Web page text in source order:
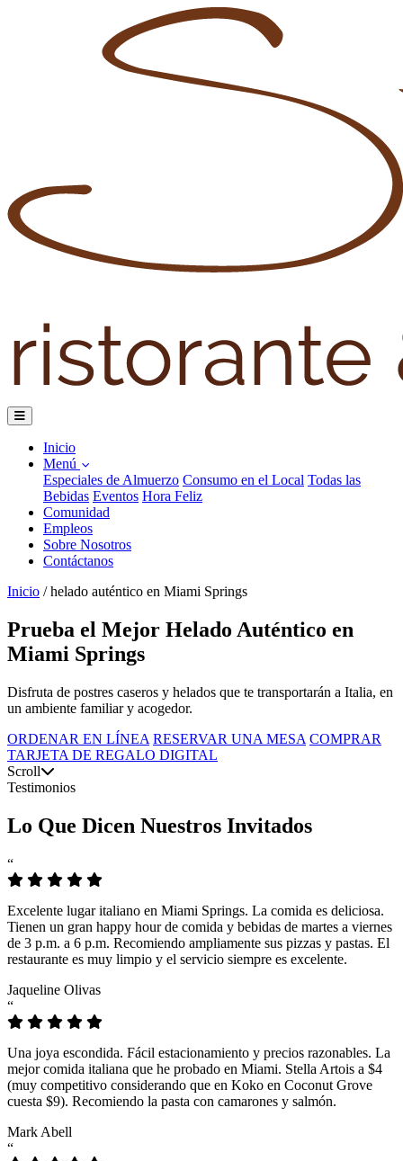
Inicio
Menú
Especiales de Almuerzo Consumo en el Local Todas las
Bebidas Eventos Hora Feliz
Comunidad
Empleos
Sobre Nosotros
Contáctanos
Inicio / helado auténtico en Miami Springs
Prueba el Mejor Helado Auténtico en
Miami Springs
Disfruta de postres caseros y helados que te transportarán a Italia, en
un ambiente familiar y acogedor.
ORDENAR EN LÍNEA RESERVAR UNA MESA COMPRAR
TARJETA DE REGALO DIGITAL
Scroll
Testimonios
Lo Que Dicen Nuestros Invitados
“
Excelente lugar italiano en Miami Springs. La comida es deliciosa.
Tienen un gran happy hour de comida y bebidas de martes a viernes
de 3 p.m. a 6 p.m. Recomiendo ampliamente sus pizzas y pastas. El
restaurante es muy limpio y el servicio siempre es excelente.
Jaqueline Olivas
“
Una joya escondida. Fácil estacionamiento y precios razonables. La
mejor comida italiana que he probado en Miami. Stella Artois a $4
(muy competitivo considerando que en Koko en Coconut Grove
cuesta $9). Recomiendo la pasta con camarones y salmón.
Mark Abell
“